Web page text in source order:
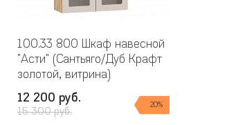
100.33 800 Шкаф навесной
"Асти" (Сантьяго/Дуб Крафт
золотой, витрина)
12 200 руб.
15 300 руб.
20%